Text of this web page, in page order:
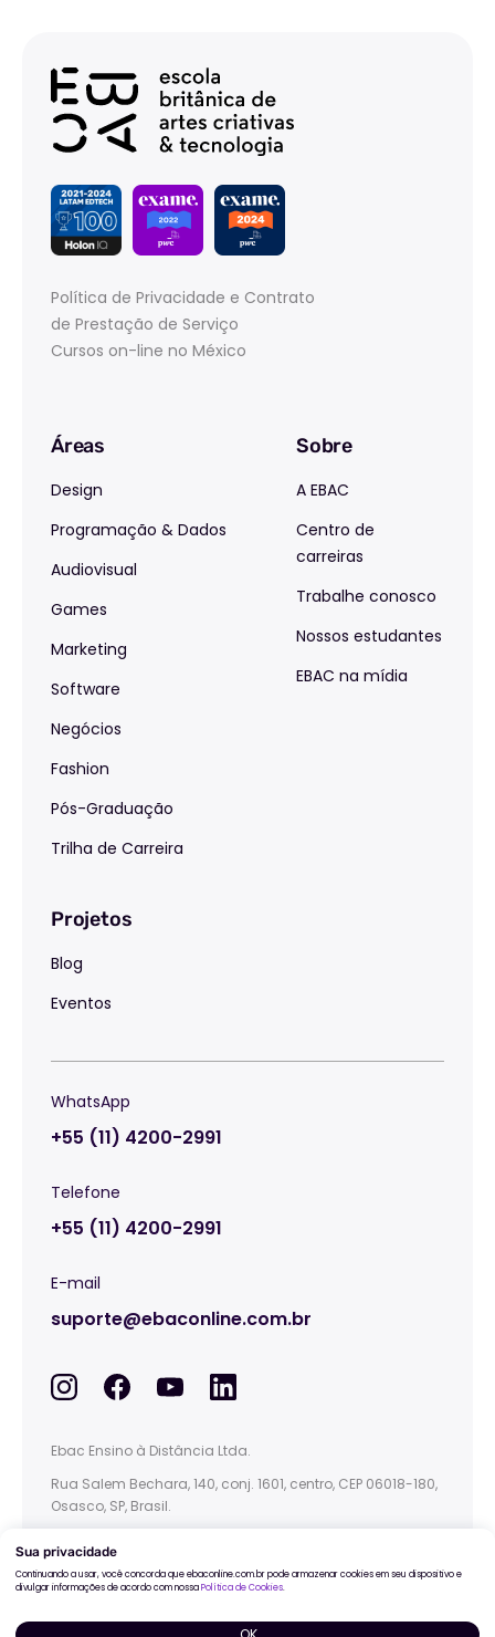
Política de Privacidade e Contrato
de Prestação de Serviço
Cursos on-line no México
Áreas
Design
Programação & Dados
Audiovisual
Games
Marketing
Software
Negócios
Fashion
Pós-Graduação
Trilha de Carreira
Sobre
A EBAC
Centro de
carreiras
Trabalhe conosco
Nossos estudantes
EBAC na mídia
Projetos
Blog
Eventos
WhatsApp
+55 (11) 4200-2991
Telefone
+55 (11) 4200-2991
E-mail
suporte@ebaconline.com.br
Ebac Ensino à Distância Ltda.
Rua Salem Bechara, 140, conj. 1601, centro, CEP 06018-180,
Osasco, SP, Brasil.
Google Privacy PolicyandTerms of Serviceapply.